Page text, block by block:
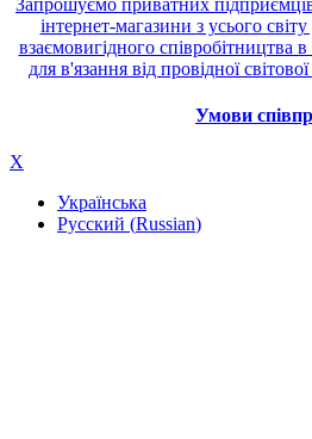
інтернет-магазини з усього
взаємовигідного співробітництва
для в'язання від провідної
Умови
X
Українська
Русский (Russian)